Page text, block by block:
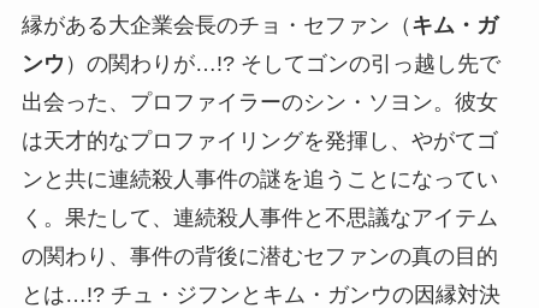
縁がある大企業会長のチョ・セファン（ キム・ガ
ンウ ）の関わりが…!? そしてゴンの引っ越し先で
出会った、プロファイラーのシン・ソヨン。彼女
は天才的なプロファイリングを発揮し、やがてゴ
ンと共に連続殺人事件の謎を追うことになってい
く。果たして、連続殺人事件と不思議なアイテム
の関わり、事件の背後に潜むセファンの真の目的
とは…!? チュ・ジフンとキム・ガンウの因縁対決